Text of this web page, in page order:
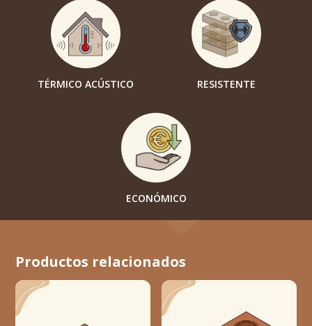
TÉRMICO ACÚSTICO RESISTENTE
ECONÓMICO
Productos relacionados